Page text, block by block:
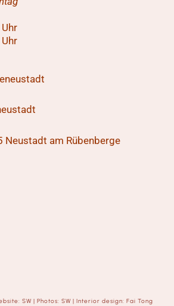
Neustadt am Rübenberge
SW | Photos: SW | Interior design: Fai Tong